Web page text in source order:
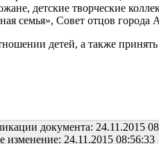
детские творческие
семья», Совет отцов города
детей, а также принять
документа: 24.11.2015
изменение: 24.11.2015 08:56:33